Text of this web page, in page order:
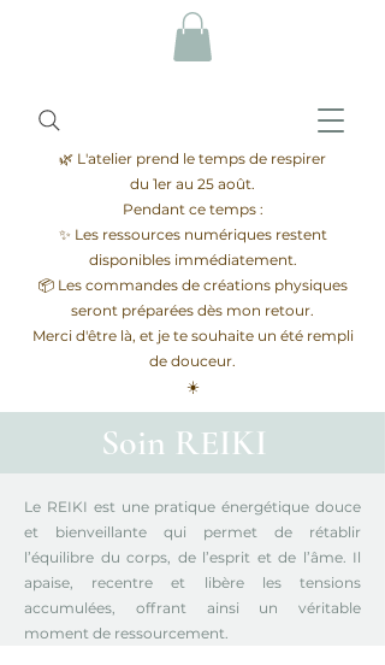
🌿 L'atelier prend le temps de respirer
du 1er au 25 août.
Pendant ce temps :
✨ Les ressources numériques restent
disponibles immédiatement.
📦 Les commandes de créations physiques
seront préparées dès mon retour.
Merci d'être là, et je te souhaite un été rempli
de douceur.
☀️
Soin REIKI
Le REIKI est une pratique énergétique douce
et bienveillante qui permet de rétablir
l’équilibre du corps, de l’esprit et de l’âme. Il
apaise, recentre et libère les tensions
accumulées, offrant ainsi un véritable
moment de ressourcement.